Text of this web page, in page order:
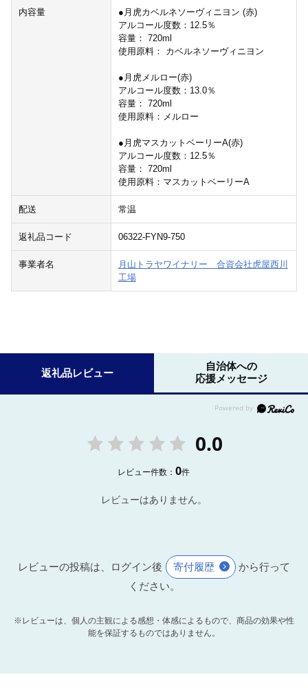
内容量
●月虎カベルネソーヴィニヨン (赤)
アルコール度数：12.5％
容量： 720ml
使用原料： カベルネソーヴィニヨン
●月虎メルロー(赤)
アルコール度数：13.0％
容量： 720ml
使用原料：メルロー
●月虎マスカットベーリーA(赤)
アルコール度数：12.5％
容量： 720ml
使用原料：マスカットベーリーA
配送 常温
返礼品コード 06322-FYN9-750
事業者名
月山トラヤワイナリー 合資会社虎屋西川
工場
返礼品レビュー
自治体への
応援メッセージ
0.0
レビュー件数：0件
レビューはありません。
レビューの投稿は、ログイン後 寄付履歴
から行って
ください。
※レビューは、個人の主観による感想・体感によるもので、商品の効果や性
能を保証するものではありません。